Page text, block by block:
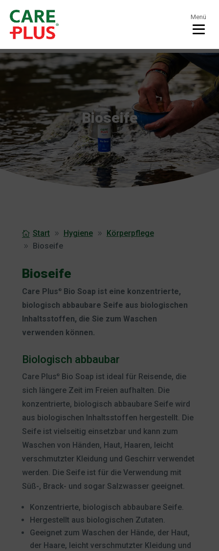
Menü
Bioseife
Start Hygiene
Körperpflege
Bioseife
Bioseife
Care Plus ®Bio Soap ist eine konzentrierte,
biologisch abbaubare Seife aus biologischen
Inhaltsstoffen, die Sie zum Waschen
verwenden können.
Biologisch abbaubar
Care Plus®Bio Soap ist ideal für Reisende, die
sich längere Zeit im Freien aufhalten. Die
konzentrierte, biologisch abbaubare Seife wird
aus biologischen Inhaltsstoffen hergestellt. Die
Seife ist vielseitig einsetzbar und kann zum
Waschen von Händen, Haut, Haaren, leicht
verschmutzter Kleidung und Geschirr verwendet
werden. Die Seife ist für die Verwendung mit
Süß-, Brack- und sogar Salzwasser geeignet.
Konzentrierte, biologisch abbaubare Seife.
Hergestellt aus biologischen Zutaten.
Geeignet zum Waschen der Hände, der Haut,
der Haare, leicht verschmutzter Kleidung und